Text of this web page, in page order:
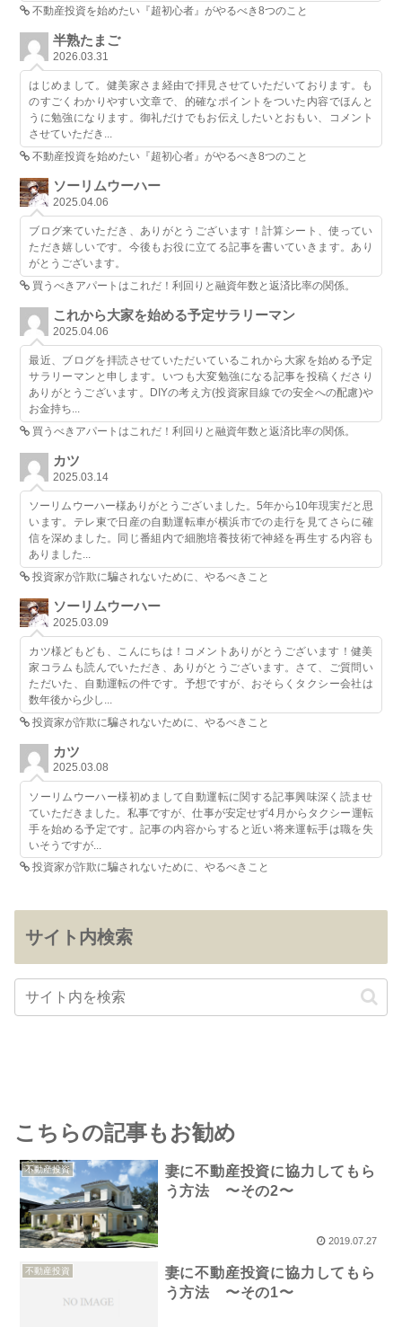
不動産投資を始めたい『超初心者』がやるべき8つのこと
半熟たまご
2026.03.31
はじめまして。健美家さま経由で拝見させていただいております。も
のすごくわかりやすい文章で、的確なポイントをついた内容でほんと
うに勉強になります。御礼だけでもお伝えしたいとおもい、コメント
させていただき...
不動産投資を始めたい『超初心者』がやるべき8つのこと
ソーリムウーハー
2025.04.06
ブログ来ていただき、ありがとうございます！計算シート、使ってい
ただき嬉しいです。今後もお役に立てる記事を書いていきます。あり
がとうございます。
買うべきアパートはこれだ！利回りと融資年数と返済比率の関係。
これから大家を始める予定サラリーマン
2025.04.06
最近、ブログを拝読させていただいているこれから大家を始める予定
サラリーマンと申します。いつも大変勉強になる記事を投稿くださり
ありがとうございます。DIYの考え方(投資家目線での安全への配慮)や
お金持ち...
買うべきアパートはこれだ！利回りと融資年数と返済比率の関係。
カツ
2025.03.14
ソーリムウーハー様ありがとうございました。5年から10年現実だと思
います。テレ東で日産の自動運転車が横浜市での走行を見てさらに確
信を深めました。同じ番組内で細胞培養技術で神経を再生する内容も
ありました...
投資家が詐欺に騙されないために、やるべきこと
ソーリムウーハー
2025.03.09
カツ様どもども、こんにちは！コメントありがとうございます！健美
家コラムも読んでいただき、ありがとうございます。さて、ご質問い
ただいた、自動運転の件です。予想ですが、おそらくタクシー会社は
数年後から少し...
投資家が詐欺に騙されないために、やるべきこと
カツ
2025.03.08
ソーリムウーハー様初めまして自動運転に関する記事興味深く読ませ
ていただきました。私事ですが、仕事が安定せず4月からタクシー運転
手を始める予定です。記事の内容からすると近い将来運転手は職を失
いそうですが...
投資家が詐欺に騙されないために、やるべきこと
サイト内検索
こちらの記事もお勧め
不動産投資
妻に不動産投資に協力してもら
う方法 〜その2〜
2019.07.27
不動産投資
妻に不動産投資に協力してもら
う方法 〜その1〜